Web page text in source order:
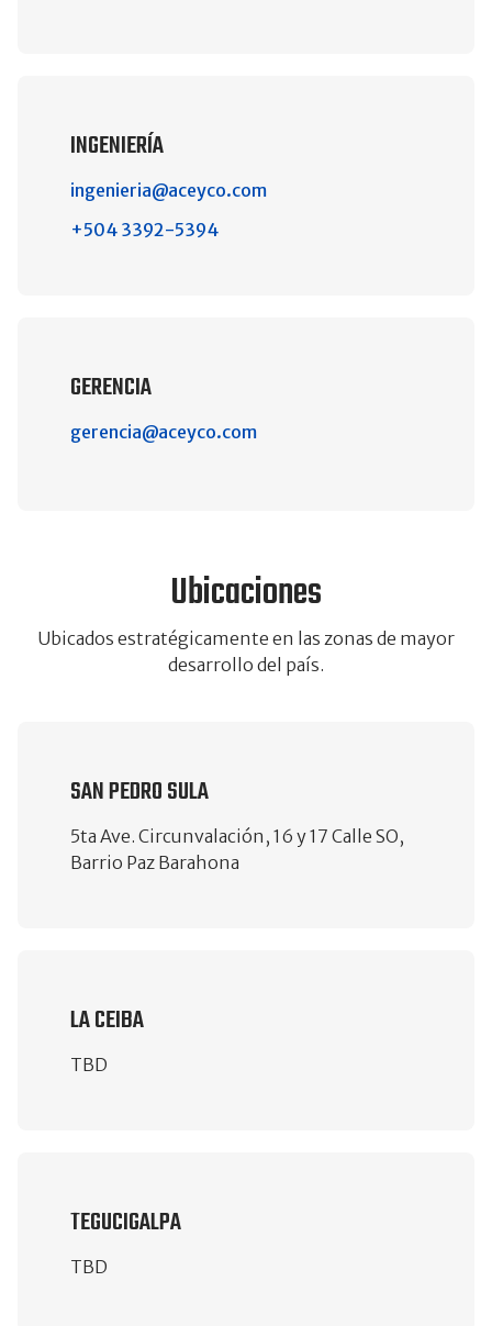
INGENIERÍA
ingenieria@aceyco.com
+504 3392-5394
GERENCIA
gerencia@aceyco.com
Ubicaciones
Ubicados estratégicamente en las zonas de mayor
desarrollo del país.
SAN PEDRO SULA
5ta Ave. Circunvalación, 16 y 17 Calle SO,
Barrio Paz Barahona
LA CEIBA
TBD
TEGUCIGALPA
TBD